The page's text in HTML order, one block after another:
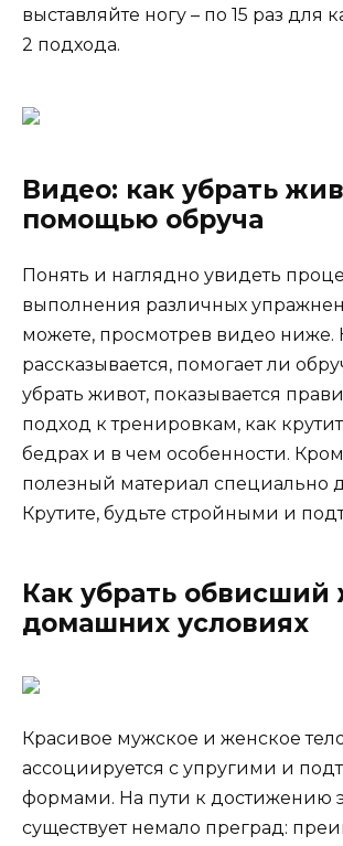
выставляйте ногу – по 15 раз для
2 подхода.
Видео: как убрать
помощью обруча
Понять и наглядно увидеть
выполнения различных
можете, просмотрев видео ниже.
рассказывается, помогает ли
убрать живот, показывается
подход к тренировкам, как
бедрах и в чем особенности.
полезный материал специально
Крутите, будьте стройными и
Как убрать обвисший
домашних условиях
Красивое мужское и женское
ассоциируется с упругими и
формами. На пути к достижению
существует немало преград: